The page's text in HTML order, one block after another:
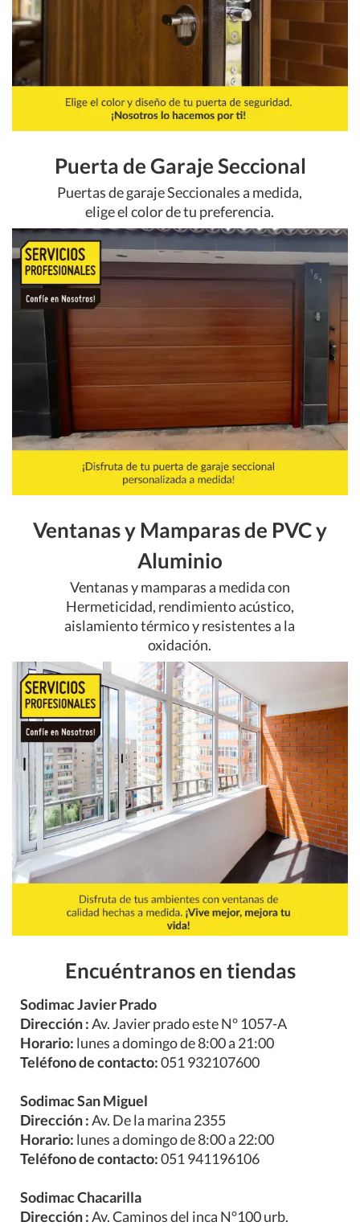
Puerta de Garaje Seccional
Puertas de garaje Seccionales a medida,
elige el color de tu preferencia.
Ventanas y Mamparas de PVC y
Aluminio
Ventanas y mamparas a medida con
Hermeticidad, rendimiento acústico,
aislamiento térmico y resistentes a la
oxidación.
Encuéntranos en tiendas
Sodimac Javier Prado
Dirección :Av. Javier prado este N° 1057-A
Horario: lunes a domingo de 8:00 a 21:00
Teléfono de contacto:051 932107600
Sodimac San Miguel
Dirección :Av. De la marina 2355
Horario: lunes a domingo de 8:00 a 22:00
Teléfono de contacto:051 941196106
Sodimac Chacarilla
Dirección :Av. Caminos del inca N°100 urb.